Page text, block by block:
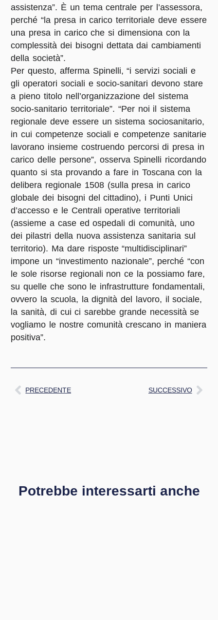
assistenza”. È un tema centrale per l’assessora,
perché “la presa in carico territoriale deve essere
una presa in carico che si dimensiona con la
complessità dei bisogni dettata dai cambiamenti
della società”.
Per questo, afferma Spinelli, “i servizi sociali e
gli operatori sociali e socio-sanitari devono stare
a pieno titolo nell’organizzazione del sistema
socio-sanitario territoriale”. “Per noi il sistema
regionale deve essere un sistema sociosanitario,
in cui competenze sociali e competenze sanitarie
lavorano insieme costruendo percorsi di presa in
carico delle persone”, osserva Spinelli ricordando
quanto si sta provando a fare in Toscana con la
delibera regionale 1508 (sulla presa in carico
globale dei bisogni del cittadino), i Punti Unici
d’accesso e le Centrali operative territoriali
(assieme a case ed ospedali di comunità, uno
dei pilastri della nuova assistenza sanitaria sul
territorio). Ma dare risposte “multidisciplinari”
impone un “investimento nazionale”, perché “con
le sole risorse regionali non ce la possiamo fare,
su quelle che sono le infrastrutture fondamentali,
ovvero la scuola, la dignità del lavoro, il sociale,
la sanità, di cui ci sarebbe grande necessità se
vogliamo le nostre comunità crescano in maniera
positiva”.
PRECEDENTE SUCCESSIVO
Potrebbe interessarti anche